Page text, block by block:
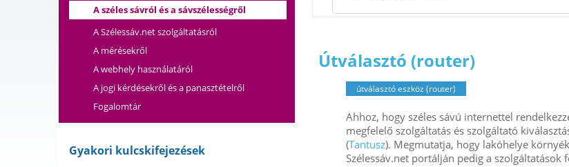
A széles sávról és a sávszélességről
A Szélessáv.net szolgáltatásról
A mérésekről
A webhely használatáról
A jogi kérdésekről és a panasztételről
Fogalomtár
Gyakori kulcskifejezések
Útválasztó (router)
útválasztó eszköz (router)
Ahhoz, hogy széles sávú internettel
megfelelő szolgáltatás és szolgáltató
(Tantusz). Megmutatja, hogy lakóhelye
Szélessáv.net portálján pedig a